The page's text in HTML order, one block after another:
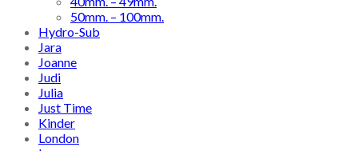
50mm. – 100mm.
Hydro-Sub
Jara
Joanne
Judi
Julia
Just Time
Kinder
London